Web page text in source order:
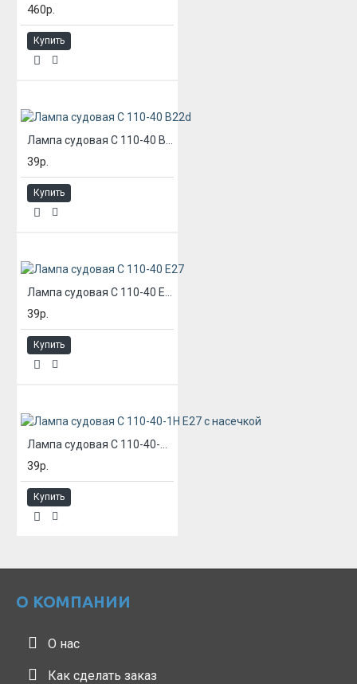
460р.
Купить
39р.
Купить
39р.
Купить
39р.
Купить
О КОМПАНИИ
О нас
Как сделать заказ